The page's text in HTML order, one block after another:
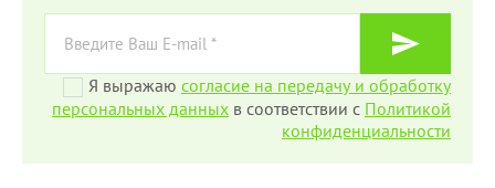
Я выражаю согласие на передачу и обработку
персональных данных в соответствии с Политикой
конфиденциальности